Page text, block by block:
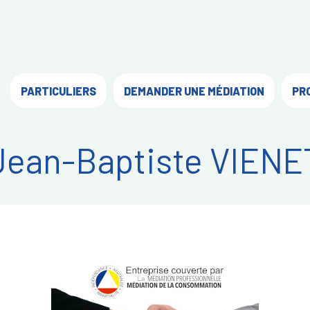
PARTICULIERS DEMANDER UNE MÉDIATION
Baptiste